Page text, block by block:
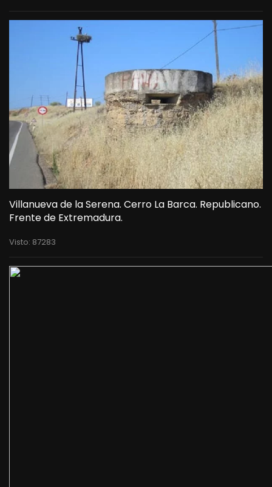
Villanueva de la Serena. Cerro La Barca. Republicano.
Frente de Extremadura.
Visto: 87283